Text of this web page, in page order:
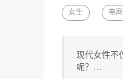
女生 电商
现代女性不
呢？…